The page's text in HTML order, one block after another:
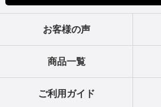
お客様の声
商品一覧
ご利用ガイド